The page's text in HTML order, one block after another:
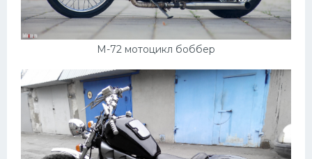
М-72 мотоцикл боббер